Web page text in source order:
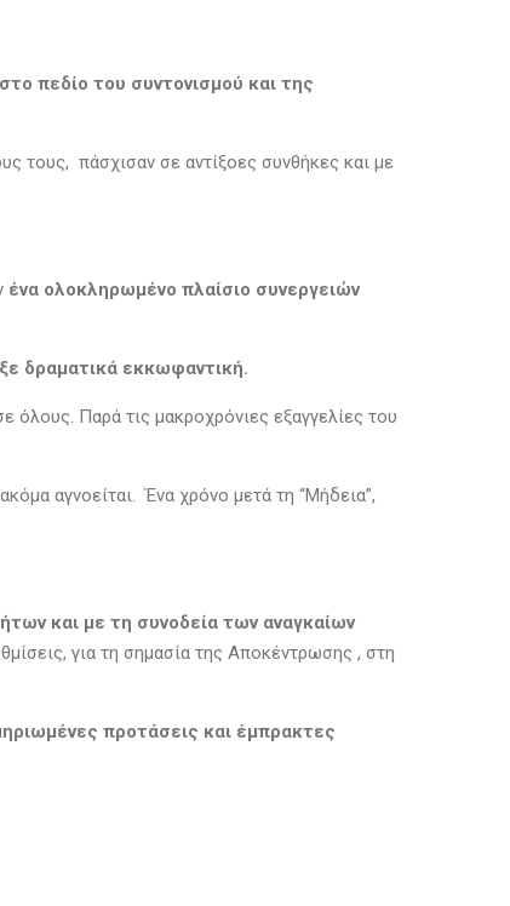
στο πεδίο του συντονισμού και της
τους, πάσχισαν σε αντίξοες συνθήκες και με
ένα ολοκληρωμένο πλαίσιο συνεργειών
δραματικά εκκωφαντική.
όλους. Παρά τις μακροχρόνιες εξαγγελίες του
αγνοείται. Ένα χρόνο μετά τη “Μήδεια”,
και με τη συνοδεία των αναγκαίων
για τη σημασία της Αποκέντρωσης , στη
προτάσεις και έμπρακτες